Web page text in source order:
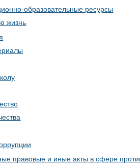
образовательные ресурсы
жизнь
правовые и иные акты в сфере